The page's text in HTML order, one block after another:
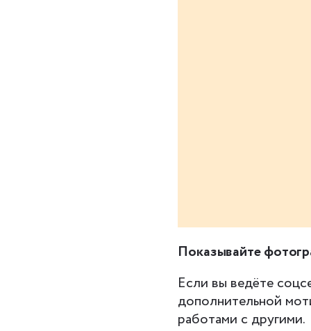
Показывайте
Если вы ведёте
дополнительной
работами с другими.